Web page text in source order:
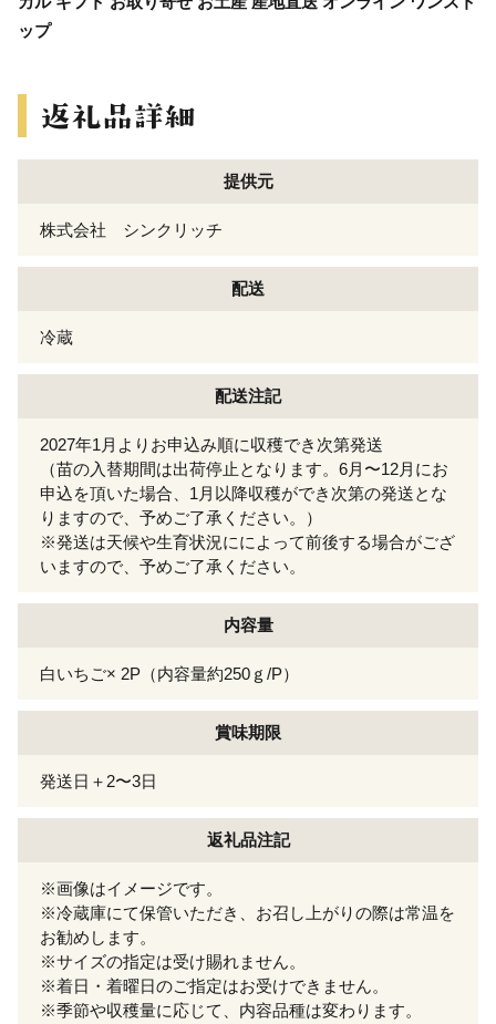
ップ
提供元
株式会社 シンクリッチ
配送
冷蔵
配送注記
2027年1月よりお申込み順に収穫でき次第発送
（苗の入替期間は出荷停止となります。6月〜12月にお
申込を頂いた場合、1月以降収穫ができ次第の発送とな
りますので、予めご了承ください。）
※発送は天候や生育状況にによって前後する場合がござ
いますので、予めご了承ください。
内容量
白いちご× 2P（内容量約250ｇ/P）
賞味期限
発送日＋2〜3日
返礼品注記
※画像はイメージです。
※冷蔵庫にて保管いただき、お召し上がりの際は常温を
お勧めします。
※サイズの指定は受け賜れません。
※着日・着曜日のご指定はお受けできません。
※季節や収穫量に応じて、内容品種は変わります。